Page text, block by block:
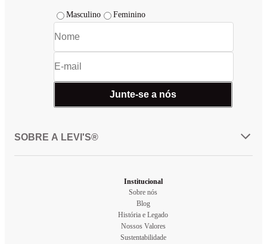
Masculino Feminino
Junte-se a nós
SOBRE A LEVI'S®
Institucional
Sobre nós
Blog
História e Legado
Nossos Valores
Sustentabilidade